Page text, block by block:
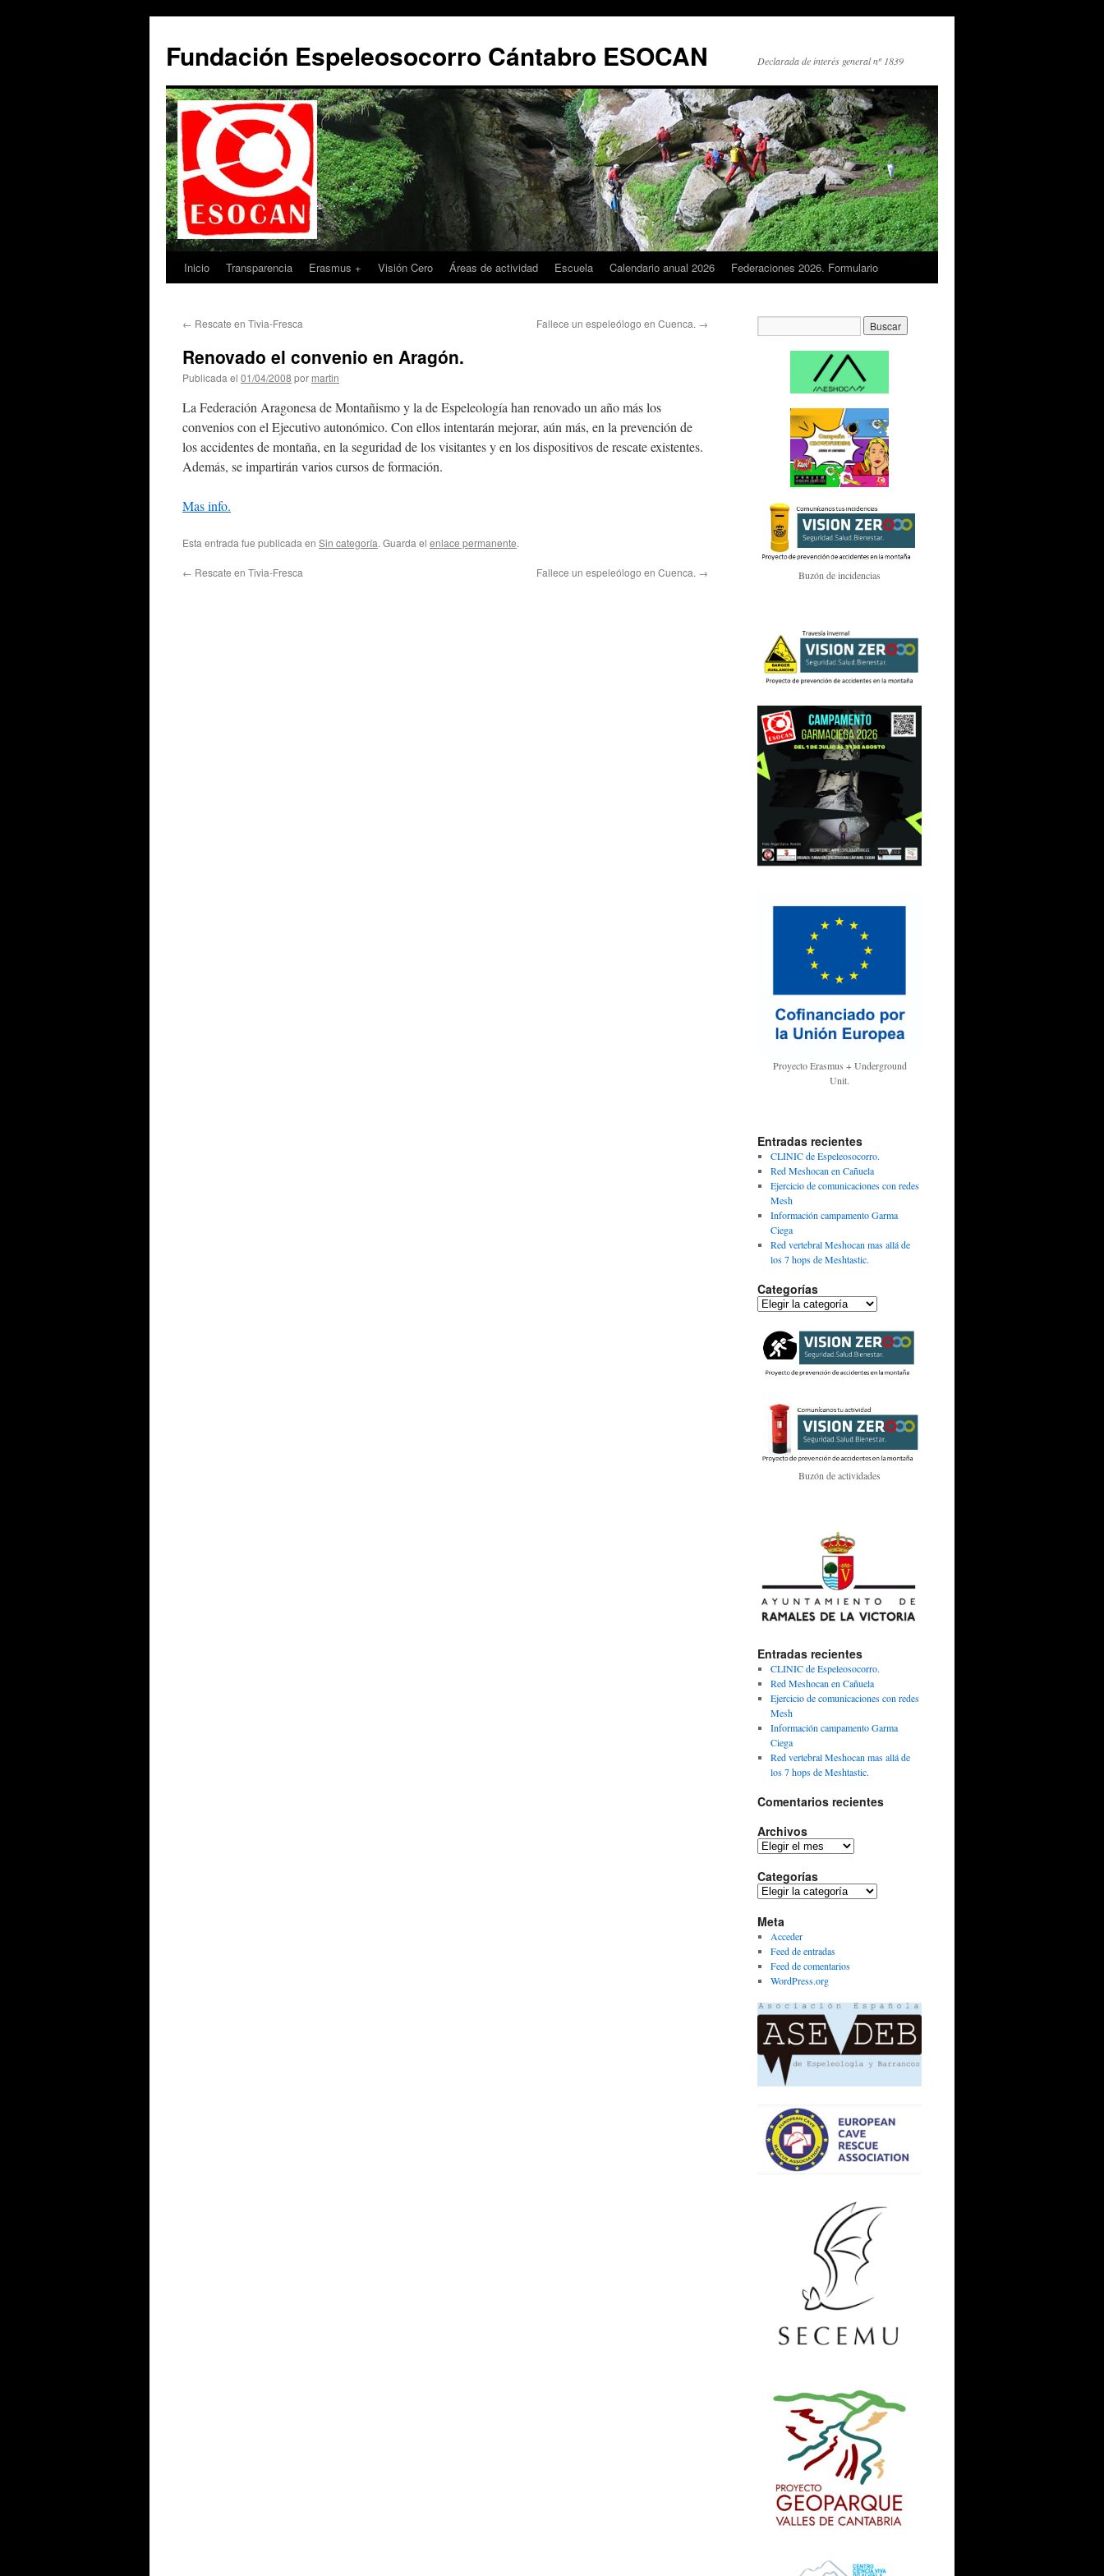
contenido
Fundación Espeleosocorro Cántabro ESOCAN Declarada de interés general nº 1839
Inicio Transparencia Erasmus + Visión Cero Áreas de actividad Escuela Calendario anual 2026 Federaciones 2026. Formulario
← Rescate en Tivia-Fresca Fallece un espeleólogo en Cuenca. →
Renovado el convenio en Aragón.
Publicada el 01/04/2008 por martin
La Federación Aragonesa de Montañismo y la de Espeleología han renovado un año más los
convenios con el Ejecutivo autonómico. Con ellos intentarán mejorar, aún más, en la prevención de
los accidentes de montaña, en la seguridad de los visitantes y en los dispositivos de rescate existentes.
Además, se impartirán varios cursos de formación.
Mas info.
Esta entrada fue publicada en Sin categoría. Guarda el enlace permanente.
← Rescate en Tivia-Fresca Fallece un espeleólogo en Cuenca. → Buzón de incidencias
Proyecto Erasmus + Underground
Unit.
Entradas recientes
CLINIC de Espeleosocorro.
Red Meshocan en Cañuela
Ejercicio de comunicaciones con redes
Mesh
Información campamento Garma
Ciega
Red vertebral Meshocan mas allá de
los 7 hops de Meshtastic.
Categorías
Categorías
Buzón de actividades
Entradas recientes
CLINIC de Espeleosocorro.
Red Meshocan en Cañuela
Ejercicio de comunicaciones con redes
Mesh
Información campamento Garma
Ciega
Red vertebral Meshocan mas allá de
los 7 hops de Meshtastic.
Comentarios recientes
Archivos
Archivos
Categorías
Categorías
Meta
Acceder
Feed de entradas
Feed de comentarios
WordPress.org